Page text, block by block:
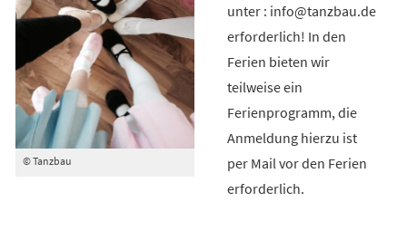
© Tanzbau
unter : info@tanzbau.de
erforderlich! In den
Ferien bieten wir
teilweise ein
Ferienprogramm, die
Anmeldung hierzu ist
per Mail vor den Ferien
erforderlich.